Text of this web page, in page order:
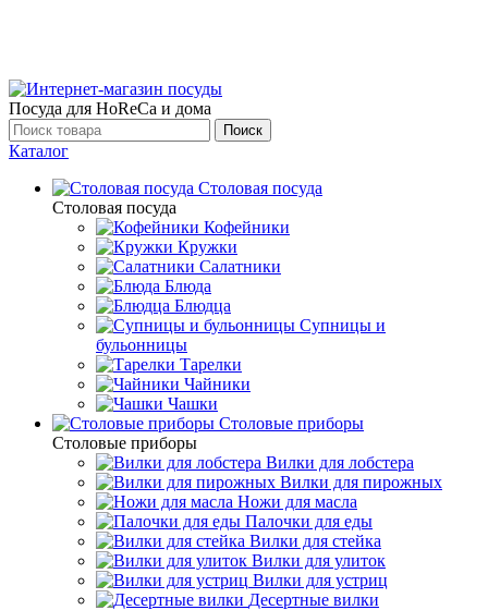
Посуда для HoReCa и дома
Поиск
Каталог
Столовая посуда
Столовая посуда
Кофейники
Кружки
Салатники
Блюда
Блюдца
Супницы и
бульонницы
Тарелки
Чайники
Чашки
Cтоловые приборы
Cтоловые приборы
Вилки для лобстера
Вилки для пирожных
Ножи для масла
Палочки для еды
Вилки для стейка
Вилки для улиток
Вилки для устриц
Десертные вилки